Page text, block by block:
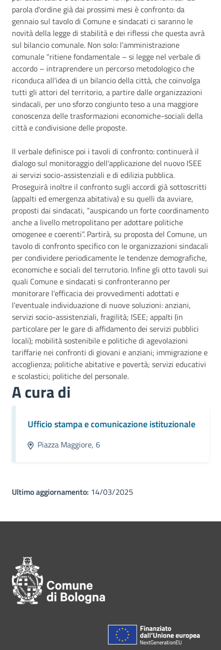
parola d'ordine già dai prossimi mesi è confronto: da
gennaio sul tavolo di Comune e sindacati ci saranno le
novità della legge di stabilità e dei riflessi che questa avrà
sul bilancio comunale. Non solo: l'amministrazione
comunale “ritiene fondamentale – si legge nel verbale di
accordo – intraprendere un percorso metodologico che
riconduca all'idea di un bilancio della città, che coinvolga
tutti gli attori del territorio, a partire dalle organizzazioni
sindacali, per uno sforzo congiunto teso a una maggiore
conoscenza delle trasformazioni economiche-sociali della
città e condivisione delle proposte.
Il verbale definisce poi i tavoli di confronto: continuerà il
dialogo sul monitoraggio dell'applicazione del nuovo ISEE
ai servizi socio-assistenziali e di edilizia pubblica.
Proseguirà inoltre il confronto sugli accordi già sottoscritti
(appalti ed emergenza abitativa) e su quelli da avviare,
proposti dai sindacati, “auspicando un forte coordinamento
anche a livello metropolitano per adottare politiche
omogenee e coerenti”. Partirà, su proposta del Comune, un
tavolo di confronto specifico con le organizzazioni sindacali
per condividere periodicamente le tendenze demografiche,
economiche e sociali del terrutorio. Infine gli otto tavoli sui
quali Comune e sindacati si confronteranno per
monitorare l'efficacia dei provvedimenti adottati e
l'eventuale individuazione di nuove soluzioni: anziani,
servizi socio-assistenziali, fragilità; ISEE; appalti (in
particolare per le gare di affidamento dei servizi pubblici
locali); mobilità sostenibile e politiche di agevolazioni
tariffarie nei confronti di giovani e anziani; immigrazione e
accoglienza; politiche abitative e povertà; servizi educativi
e scolastici; politiche del personale.
A cura di
Ufficio stampa e comunicazione istituzionale
Piazza Maggiore, 6
Ultimo aggiornamento: 14/03/2025